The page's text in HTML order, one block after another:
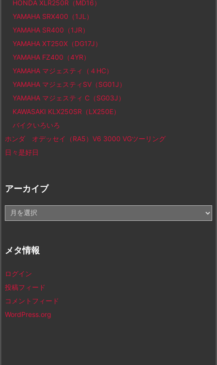
HONDA XLR250R（MD16）
YAMAHA SRX400（1JL）
YAMAHA SR400（1JR）
YAMAHA XT250X（DG17J）
YAMAHA FZ400（4YR）
YAMAHA マジェスティ（４HC）
YAMAHA マジェスティSV（SG01J）
YAMAHA マジェスティ C（SG03J）
KAWASAKI KLX250SR（LX250E）
バイクいろいろ
ホンダ オデッセイ（RA5）V6 3000 VGツーリング
日々是好日
アーカイブ
ー
ブ
メタ情報
ログイン
投稿フィード
コメントフィード
WordPress.org